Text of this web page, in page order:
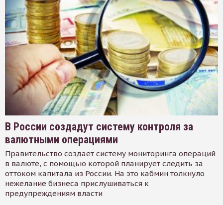
В России создадут систему контроля за
валютными операциями
Правительство создает систему мониторинга операций
в валюте, с помощью которой планирует следить за
оттоком капитала из России. На это кабмин толкнуло
нежелание бизнеса прислушиваться к
предупреждениям власти